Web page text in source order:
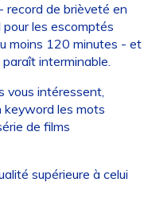
record de brièveté en
les escomptés
moins 120 minutes - et
interminable.
vous intéressent,
keyword les mots
de films
supérieure à celui